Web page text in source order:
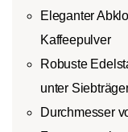
Eleganter
Kaffeepulver
Robuste
unter
Durchmesser